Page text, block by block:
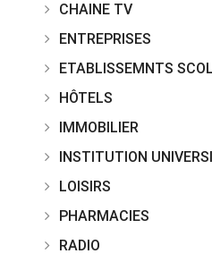
CHAINE TV
ENTREPRISES
ETABLISSEMNTS
HÔTELS
IMMOBILIER
INSTITUTION
LOISIRS
PHARMACIES
RADIO